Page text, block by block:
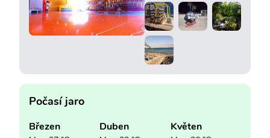
Počasí jaro
Březen Duben Květen